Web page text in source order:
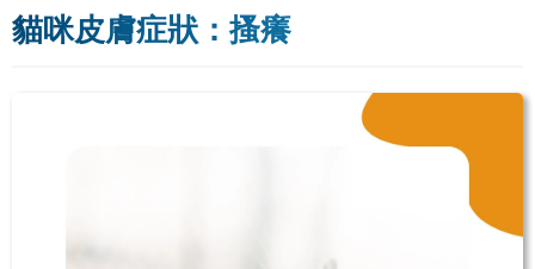
貓咪皮膚症狀：搔癢